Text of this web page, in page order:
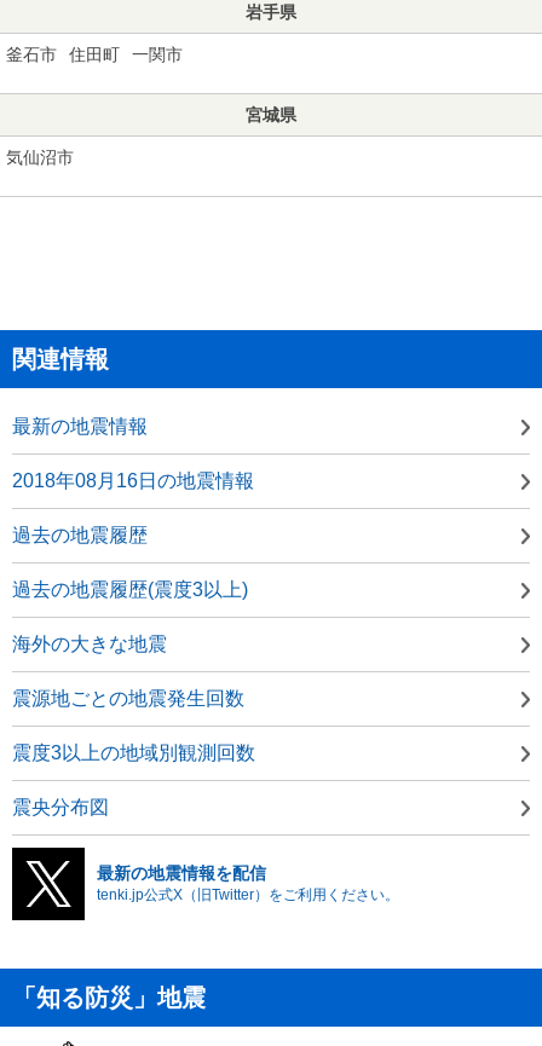
岩手県
釜石市 住田町 一関市
宮城県
気仙沼市
関連情報
最新の地震情報
2018年08月16日の地震情報
過去の地震履歴
過去の地震履歴(震度3以上)
海外の大きな地震
震源地ごとの地震発生回数
震度3以上の地域別観測回数
震央分布図
最新の地震情報を配信
tenki.jp公式X（旧Twitter）をご利用ください。
「知る防災」地震